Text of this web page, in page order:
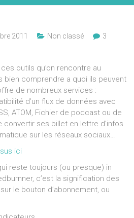
2011 Non classé
3
outils qu’on rencontre au
bien comprendre a quoi ils peuvent
de nombreux services :
d’un flux de données avec
ATOM, Fichier de podcast ou de
ses billet en lettre d’infos
sur les réseaux sociaux…
ici
reste toujours (ou presque) in
c’est la signification des
le bouton d’abonnement, ou